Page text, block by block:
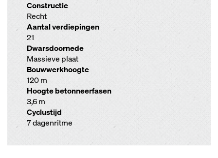
Constructie
Recht
Aantal verdiepingen
21
Dwarsdoornede
Massieve plaat
Bouwwerkhoogte
120 m
Hoogte betonneerfasen
3,6 m
Cyclustijd
7 dagenritme